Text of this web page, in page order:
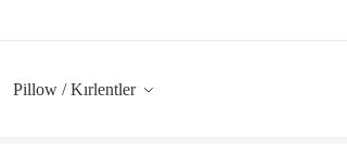
Pillow / Kırlentler